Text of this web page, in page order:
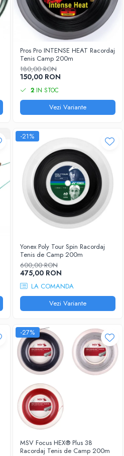
Pros Pro INTENSE HEAT Racordaj
Tenis Camp 200m
180,00 RON
150,00 RON
2 IN STOC
Vezi Variante
-21%
Yonex Poly Tour Spin Racordaj
Tenis de Camp 200m
600,00 RON
475,00 RON
LA COMANDA
Vezi Variante
-27%
MSV Focus HEX® Plus 38
Racordaj Tenis de Camp 200m